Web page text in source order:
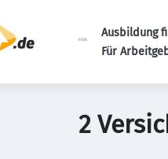
Ausbildung
Für
2